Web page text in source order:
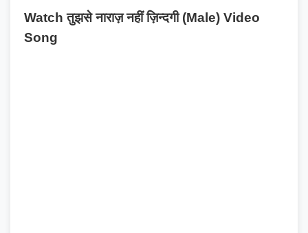
Watch तुझसे नाराज़ नहीं ज़िन्दगी (Male) Video
Song